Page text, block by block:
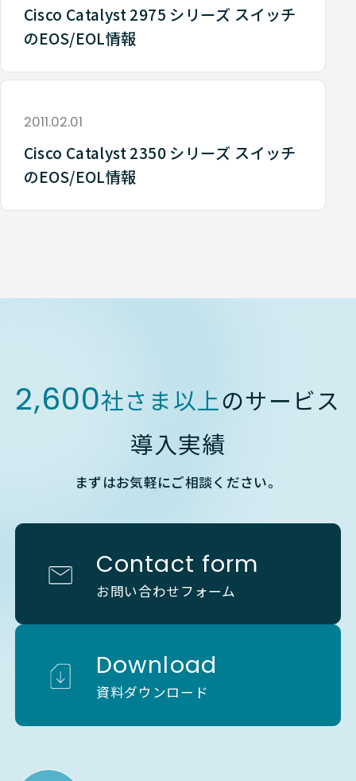
Cisco Catalyst 2975 シリーズ スイッチ
のEOS/EOL情報
2011.02.01
Cisco Catalyst 2350 シリーズ スイッチ
のEOS/EOL情報
2,600社さま以上のサービス
導入実績
まずはお気軽にご相談ください。
Contact form
お問い合わせフォーム
Download
資料ダウンロード